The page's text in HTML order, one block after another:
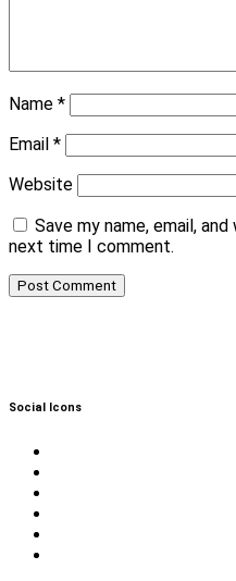
Name *
Email *
Website
Save my name, email,
next time I comment.
Social Icons